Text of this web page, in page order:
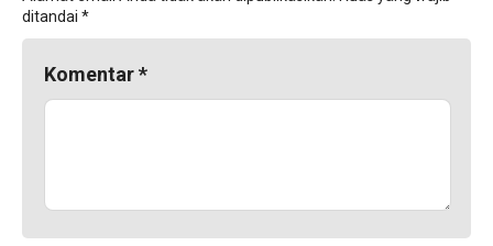
ditandai *
Komentar*